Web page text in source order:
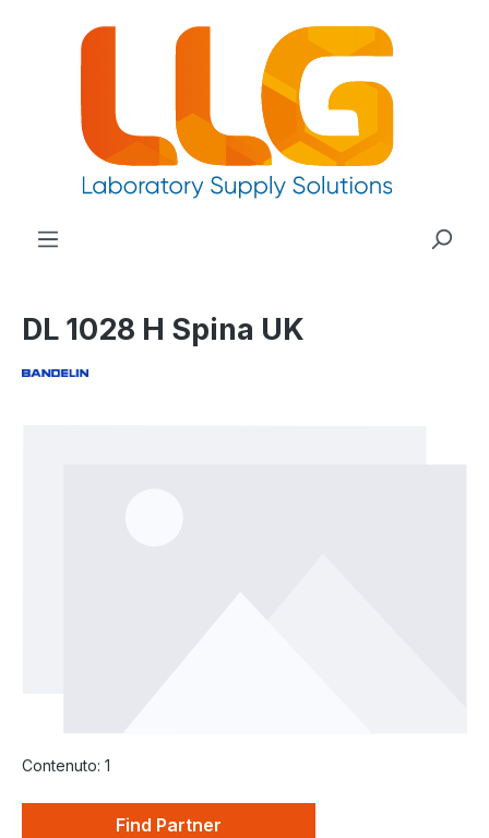
principale
DL 1028 H Spina UK
Contenuto: 1
Find Partner